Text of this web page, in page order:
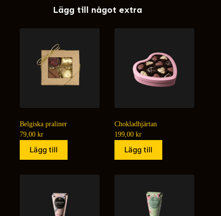
Lägg till något extra
Belgiska praliner
79,00 kr
Lägg till
Chokladhjärtan
199,00kr
Lägg till